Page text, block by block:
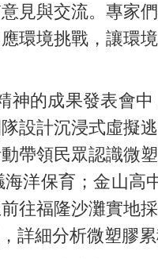
見與交流。專家
環境挑戰，讓環
的成果發表會
設計沉浸式虛擬
帶領民眾認識微
洋保育；金山
往福隆沙灘實地
詳細分析微塑膠